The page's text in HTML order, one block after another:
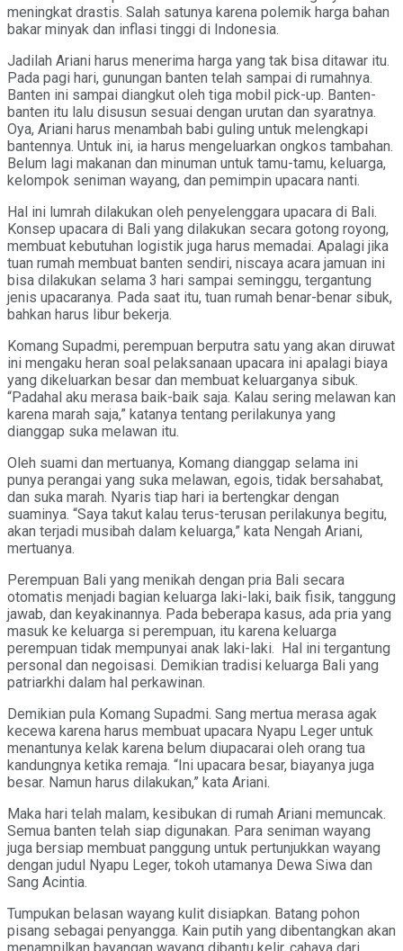
meningkat drastis. Salah satunya karena polemik harga bahan
bakar minyak dan inflasi tinggi di Indonesia.
Jadilah Ariani harus menerima harga yang tak bisa ditawar itu.
Pada pagi hari, gunungan banten telah sampai di rumahnya.
Banten ini sampai diangkut oleh tiga mobil pick-up. Banten-
banten itu lalu disusun sesuai dengan urutan dan syaratnya.
Oya, Ariani harus menambah babi guling untuk melengkapi
bantennya. Untuk ini, ia harus mengeluarkan ongkos tambahan.
Belum lagi makanan dan minuman untuk tamu-tamu, keluarga,
kelompok seniman wayang, dan pemimpin upacara nanti.
Hal ini lumrah dilakukan oleh penyelenggara upacara di Bali.
Konsep upacara di Bali yang dilakukan secara gotong royong,
membuat kebutuhan logistik juga harus memadai. Apalagi jika
tuan rumah membuat banten sendiri, niscaya acara jamuan ini
bisa dilakukan selama 3 hari sampai seminggu, tergantung
jenis upacaranya. Pada saat itu, tuan rumah benar-benar sibuk,
bahkan harus libur bekerja.
Komang Supadmi, perempuan berputra satu yang akan diruwat
ini mengaku heran soal pelaksanaan upacara ini apalagi biaya
yang dikeluarkan besar dan membuat keluarganya sibuk.
“Padahal aku merasa baik-baik saja. Kalau sering melawan kan
karena marah saja,” katanya tentang perilakunya yang
dianggap suka melawan itu.
Oleh suami dan mertuanya, Komang dianggap selama ini
punya perangai yang suka melawan, egois, tidak bersahabat,
dan suka marah. Nyaris tiap hari ia bertengkar dengan
suaminya. “Saya takut kalau terus-terusan perilakunya begitu,
akan terjadi musibah dalam keluarga,” kata Nengah Ariani,
mertuanya.
Perempuan Bali yang menikah dengan pria Bali secara
otomatis menjadi bagian keluarga laki-laki, baik fisik, tanggung
jawab, dan keyakinannya. Pada beberapa kasus, ada pria yang
masuk ke keluarga si perempuan, itu karena keluarga
perempuan tidak mempunyai anak laki-laki. Hal ini tergantung
personal dan negoisasi. Demikian tradisi keluarga Bali yang
patriarkhi dalam hal perkawinan.
Demikian pula Komang Supadmi. Sang mertua merasa agak
kecewa karena harus membuat upacara Nyapu Leger untuk
menantunya kelak karena belum diupacarai oleh orang tua
kandungnya ketika remaja. “Ini upacara besar, biayanya juga
besar. Namun harus dilakukan,” kata Ariani.
Maka hari telah malam, kesibukan di rumah Ariani memuncak.
Semua banten telah siap digunakan. Para seniman wayang
juga bersiap membuat panggung untuk pertunjukkan wayang
dengan judul Nyapu Leger, tokoh utamanya Dewa Siwa dan
Sang Acintia.
Tumpukan belasan wayang kulit disiapkan. Batang pohon
pisang sebagai penyangga. Kain putih yang dibentangkan akan